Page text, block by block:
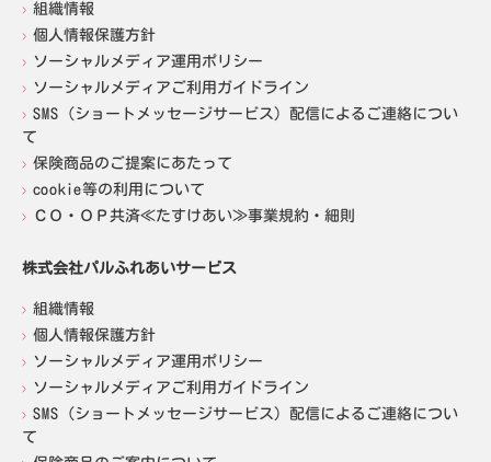
組織情報
個人情報保護方針
ソーシャルメディア運用ポリシー
ソーシャルメディアご利用ガイドライン
SMS（ショートメッセージサービス）配信によるご連絡につい
て
保険商品のご提案にあたって
cookie等の利用について
ＣＯ・ＯＰ共済≪たすけあい≫事業規約・細則
株式会社パルふれあいサービス
組織情報
個人情報保護方針
ソーシャルメディア運用ポリシー
ソーシャルメディアご利用ガイドライン
SMS（ショートメッセージサービス）配信によるご連絡につい
て